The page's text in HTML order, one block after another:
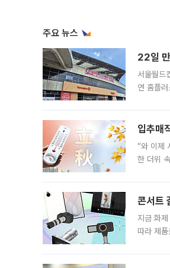
주요 뉴스
22일
서울월드
연 홈플
입추매
“와 이제
한 더위
콘서트
지금 화
따라 제